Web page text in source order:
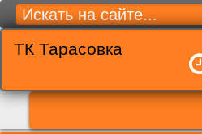
ТК Тарасовка